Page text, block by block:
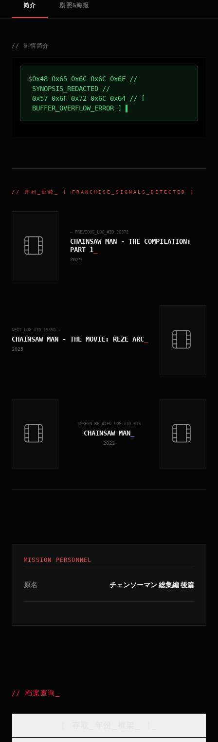
简介 剧照&海报
// 剧情简介
$0x48 0x65 0x6C 0x6C 0x6F //
SYNOPSIS_REDACTED //
0x57 0x6F 0x72 0x6C 0x64 // [
BUFFER_OVERFLOW_ERROR ]
// 序列_延续 _ [ FRANCHISE_SIGNALS_DETECTED ]
← PREVIOUS_LOG_#ID. 20372
CHAINSAW MAN - THE COMPILATION:
PART 1
2025
NEXT_LOG_#ID. 19350 →
CHAINSAW MAN - THE MOVIE: REZE ARC
2025
SCREEN_RELATED_LOG_#ID. 313
CHAINSAW MAN
2022
MISSION PERSONNEL
原名 チェンソーマン 総集編 後篇
//档案查询